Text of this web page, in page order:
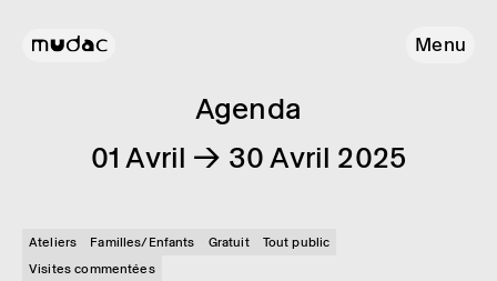
Menu
Agenda
01 Avril → 30 Avril 2025
Ateliers Familles/Enfants Gratuit
Tout public
Visites commentées